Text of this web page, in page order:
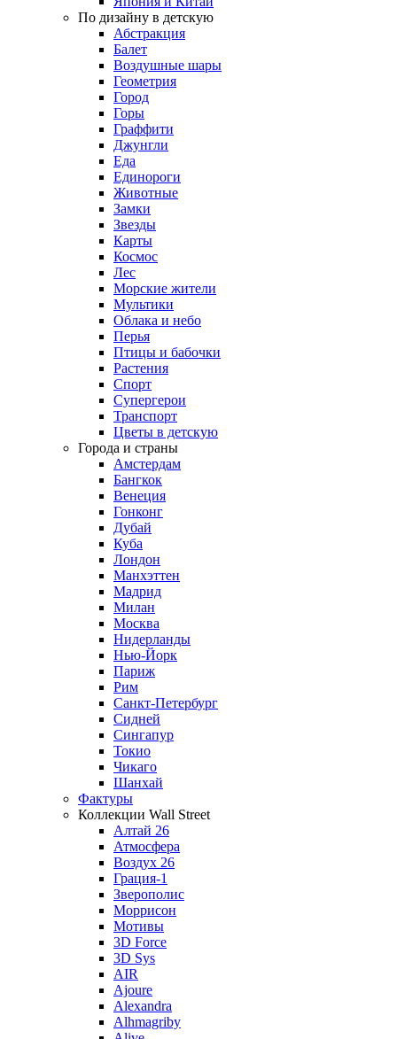
По дизайну в детскую
Абстракция
Балет
Воздушные шары
Геометрия
Город
Горы
Граффити
Джунгли
Еда
Единороги
Животные
Замки
Звезды
Карты
Космос
Лес
Морские жители
Мультики
Облака и небо
Перья
Птицы и бабочки
Растения
Спорт
Супергерои
Транспорт
Цветы в детскую
Города и страны
Амстердам
Бангкок
Венеция
Гонконг
Дубай
Куба
Лондон
Манхэттен
Мадрид
Милан
Москва
Нидерланды
Нью-Йорк
Париж
Рим
Санкт-Петербург
Сидней
Сингапур
Токио
Чикаго
Шанхай
Фактуры
Коллекции Wall Street
Алтай 26
Атмосфера
Воздух 26
Грация-1
Зверополис
Моррисон
Мотивы
3D Force
3D Sys
AIR
Ajoure
Alexandra
Alhmagriby